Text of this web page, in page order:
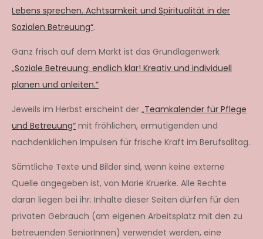
Lebens sprechen. Achtsamkeit und Spiritualität in der
Sozialen Betreuung“.
Ganz frisch auf dem Markt ist das Grundlagenwerk
„Soziale Betreuung: endlich klar! Kreativ und individuell
planen und anleiten.“
Jeweils im Herbst erscheint der „Teamkalender für Pflege
und Betreuung“ mit fröhlichen, ermutigenden und
nachdenklichen Impulsen für frische Kraft im Berufsalltag.
Sämtliche Texte und Bilder sind, wenn keine externe
Quelle angegeben ist, von Marie Krüerke. Alle Rechte
daran liegen bei ihr. Inhalte dieser Seiten dürfen für den
privaten Gebrauch (am eigenen Arbeitsplatz mit den zu
betreuenden SeniorInnen) verwendet werden, eine